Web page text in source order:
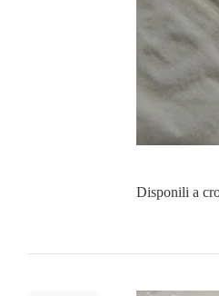
Disponili a